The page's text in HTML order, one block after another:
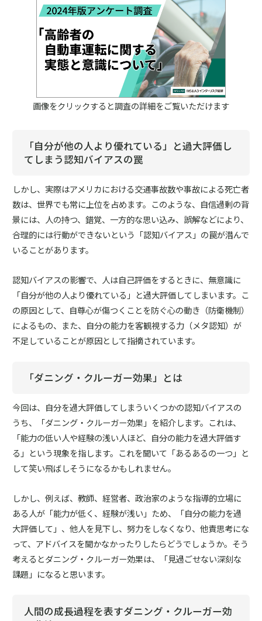
画像をクリックすると調査の詳細をご覧いただけます
「自分が他の人より優れている」と過大評価し
てしまう認知バイアスの罠
しかし、実際はアメリカにおける交通事故数や事故による死亡者
数は、世界でも常に上位を占めます。このような、自信過剰の背
景には、人の持つ、錯覚、一方的な思い込み、誤解などにより、
合理的には行動ができないという「認知バイアス」の罠が潜んで
いることがあります。
認知バイアスの影響で、人は自己評価をするときに、無意識に
「自分が他の人より優れている」と過大評価してしまいます。こ
の原因として、自尊心が傷つくことを防ぐ心の動き（防衛機制）
によるもの、また、自分の能力を客観視する力（メタ認知）が
不足していることが原因として指摘されています。
「ダニング・クルーガー効果」とは
今回は、自分を過大評価してしまういくつかの認知バイアスの
うち、「ダニング・クルーガー効果」を紹介します。これは、
「能力の低い人や経験の浅い人ほど、自分の能力を過大評価す
る」という現象を指します。これを聞いて「あるあるの一つ」と
して笑い飛ばしそうになるかもしれません。
しかし、例えば、教師、経営者、政治家のような指導的立場に
ある人が「能力が低く、経験が浅い」ため、「自分の能力を過
大評価して」、他人を見下し、努力をしなくなり、他責思考にな
って、アドバイスを聞かなかったりしたらどうでしょうか。そう
考えるとダニング・クルーガー効果は、「見過ごせない深刻な
課題」になると思います。
人間の成長過程を表すダニング・クルーガー効